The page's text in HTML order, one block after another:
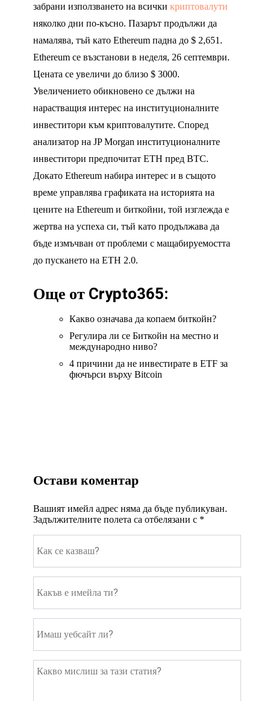
забрани използването на всички криптовалути
няколко дни по-късно. Пазарът продължи да
намалява, тъй като Ethereum падна до $ 2,651.
Ethereum се възстанови в неделя, 26 септември.
Цената се увеличи до близо $ 3000.
Увеличението обикновено се дължи на
нарастващия интерес на институционалните
инвеститори към криптовалутите. Според
анализатор на JP Morgan институционалните
инвеститори предпочитат ETH пред BTC.
Докато Ethereum набира интерес и в същото
време управлява графиката на историята на
цените на Ethereum и биткойни, той изглежда е
жертва на успеха си, тъй като продължава да
бъде измъчван от проблеми с мащабируемостта
до пускането на ETH 2.0.
Още отCrypto365:
Какво означава да копаем биткойн?
Регулира ли се Биткойн на местно и
международно ниво?
4 причини да не инвестирате в ETF за
фючърси върху Bitcoin
Остави коментар
Вашият имейл адрес няма да бъде публикуван.
Задължителните полета са отбелязани с *